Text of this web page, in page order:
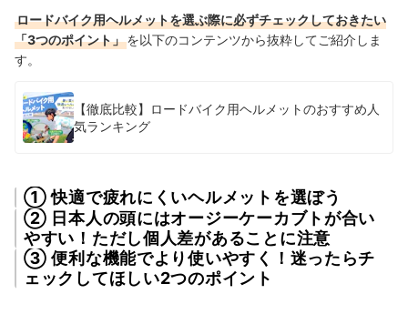
ロードバイク用ヘルメットを選ぶ際に必ずチェックしておきたい
「3つのポイント」を以下のコンテンツから抜粋してご紹介しま
す。
【徹底比較】ロードバイク用ヘルメットのおすすめ人
気ランキング
① 快適で疲れにくいヘルメットを選ぼう
② 日本人の頭にはオージーケーカブトが合い
やすい！ただし個人差があることに注意
③ 便利な機能でより使いやすく！迷ったらチ
ェックしてほしい2つのポイント